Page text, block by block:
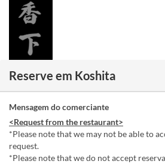
Reserve em Koshita
Mensagem do comerciante
<Request from the restaurant>
*Please note that we may not be able to
request.
*Please note that we do not accept